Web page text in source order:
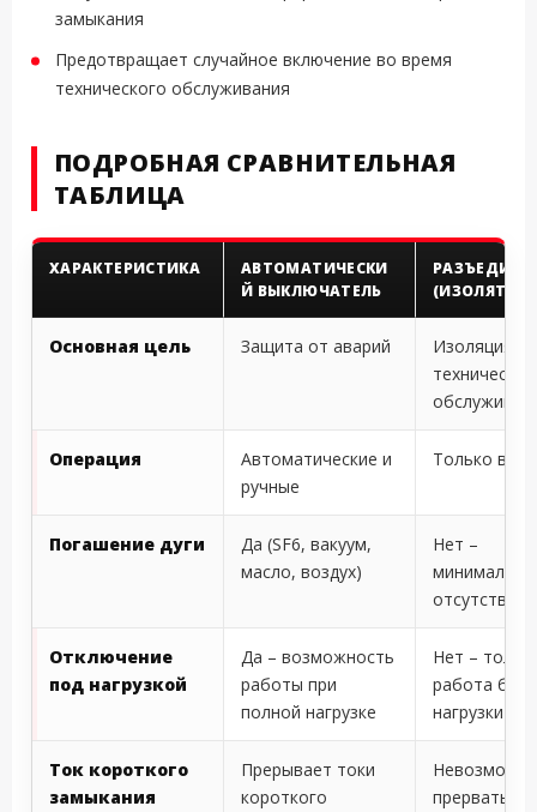
замыкания
Предотвращает случайное включение во время
технического обслуживания
ПОДРОБНАЯ СРАВНИТЕЛЬНАЯ
ТАБЛИЦА
ХАРАКТЕРИСТИКА
АВТОМАТИЧЕСКИ
Й ВЫКЛЮЧАТЕЛЬ
(ИЗОЛЯТОР)
Основная цель Защита от аварий
Изоляция
Операция
Автоматические и
ручные
Только
Погашение дуги
Да (SF6, вакуум,
масло, воздух)
Нет –
отсутствует
Отключение
под нагрузкой
Да – возможность
работы при
полной нагрузке
Нет –
работа без
нагрузки
Ток короткого
замыкания
Прерывает токи
короткого
прервать